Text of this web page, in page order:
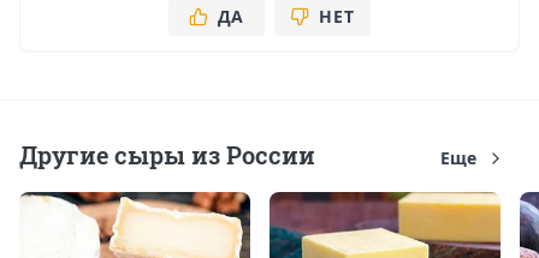
ДА НЕТ
Другие сыры из России Еще